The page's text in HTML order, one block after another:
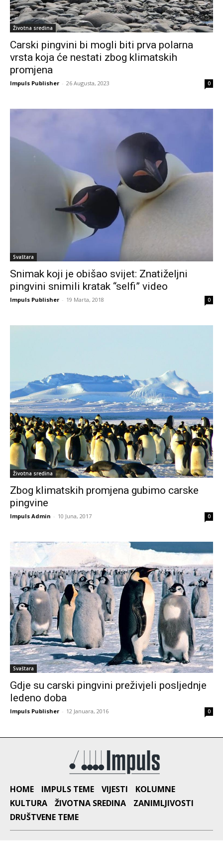
Životna sredina
Carski pingvini bi mogli biti prva polarna
vrsta koja će nestati zbog klimatskih
promjena
Impuls Publisher - 26 Augusta, 2023 0
Svaštara
Snimak koji je obišao svijet: Znatiželjni
pingvini snimili kratak “selfi” video
Impuls Publisher - 19 Marta, 2018 0
Životna sredina
Zbog klimatskih promjena gubimo carske
pingvine
Impuls Admin - 10 Juna, 2017 0
Svaštara
Gdje su carski pingvini preživjeli posljednje
ledeno doba
Impuls Publisher - 12 Januara, 2016 0
HOME IMPULS TEME VIJESTI
KOLUMNE
KULTURA
ŽIVOTNA SREDINA
ZANIMLJIVOSTI
DRUŠTVENE TEME